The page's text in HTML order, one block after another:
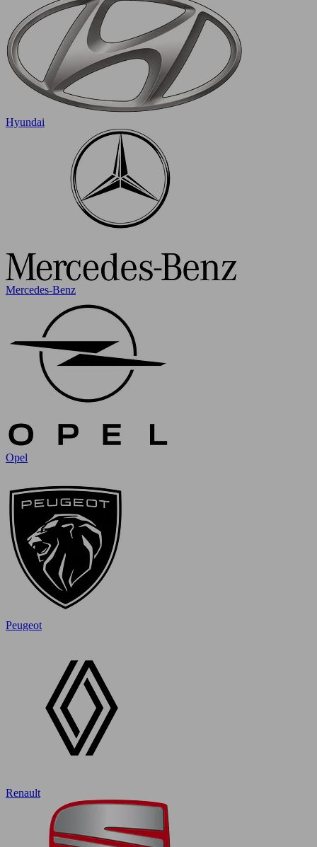
Hyundai
Mercedes-Benz
Opel
Peugeot
Renault